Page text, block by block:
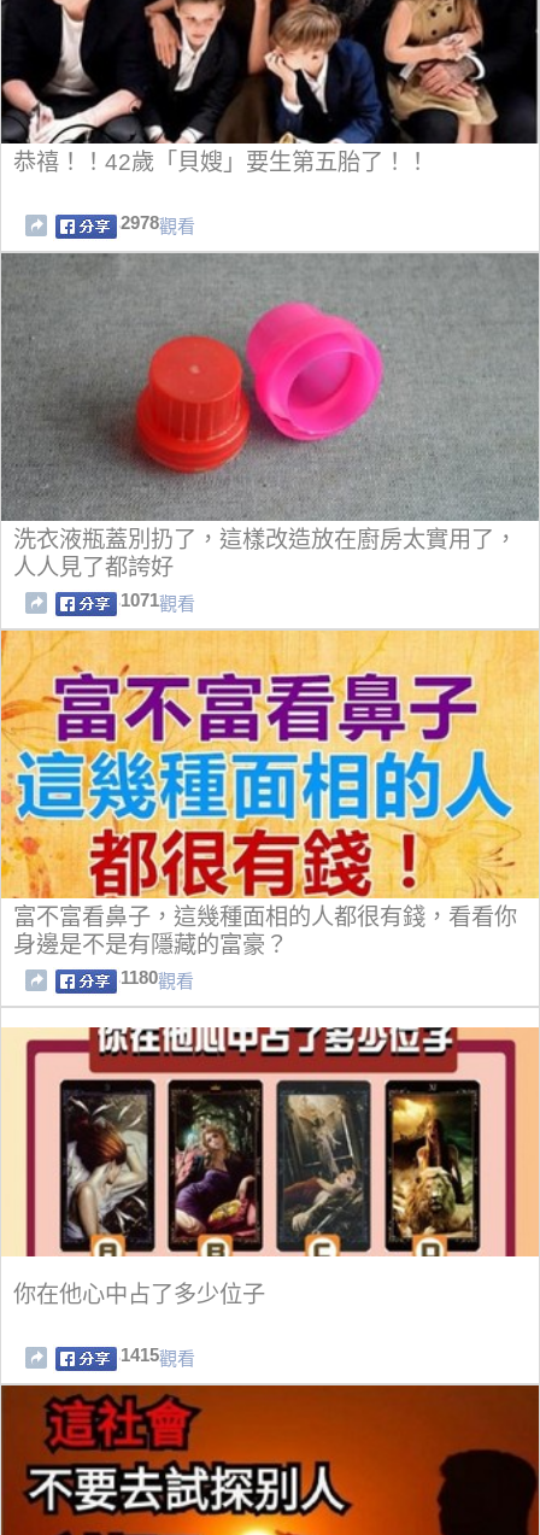
恭禧！！42歲「貝嫂」要生第五胎了！！
2978觀看
洗衣液瓶蓋別扔了，這樣改造放在廚房太實用了，
人人見了都誇好
1071觀看
富不富看鼻子，這幾種面相的人都很有錢，看看你
身邊是不是有隱藏的富豪？
1180觀看
你在他心中占了多少位子
1415觀看